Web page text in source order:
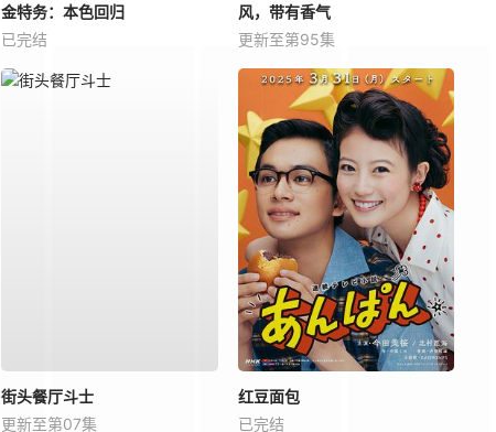
金特务：本色回归
已完结
风，带有香气
更新至第95集
街头餐厅斗士
更新至第07集
红豆面包
已完结